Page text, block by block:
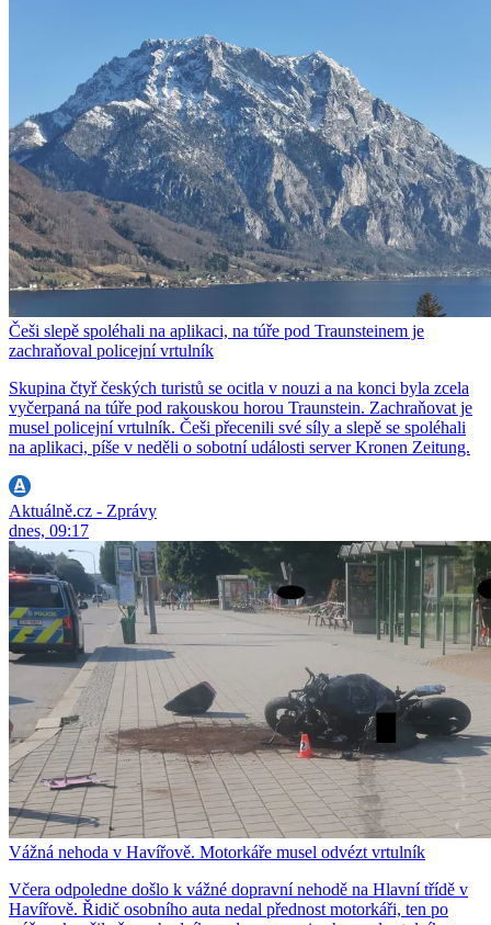
Češi slepě spoléhali na aplikaci, na túře pod Traunsteinem je
zachraňoval policejní vrtulník
Skupina čtyř českých turistů se ocitla v nouzi a na konci byla zcela
vyčerpaná na túře pod rakouskou horou Traunstein. Zachraňovat je
musel policejní vrtulník. Češi přecenili své síly a slepě se spoléhali
na aplikaci, píše v neděli o sobotní události server Kronen Zeitung.
Aktuálně.cz - Zprávy
dnes, 09:17
Vážná nehoda v Havířově. Motorkáře musel odvézt vrtulník
Včera odpoledne došlo k vážné dopravní nehodě na Hlavní třídě v
Havířově. Řidič osobního auta nedal přednost motorkáři, ten po